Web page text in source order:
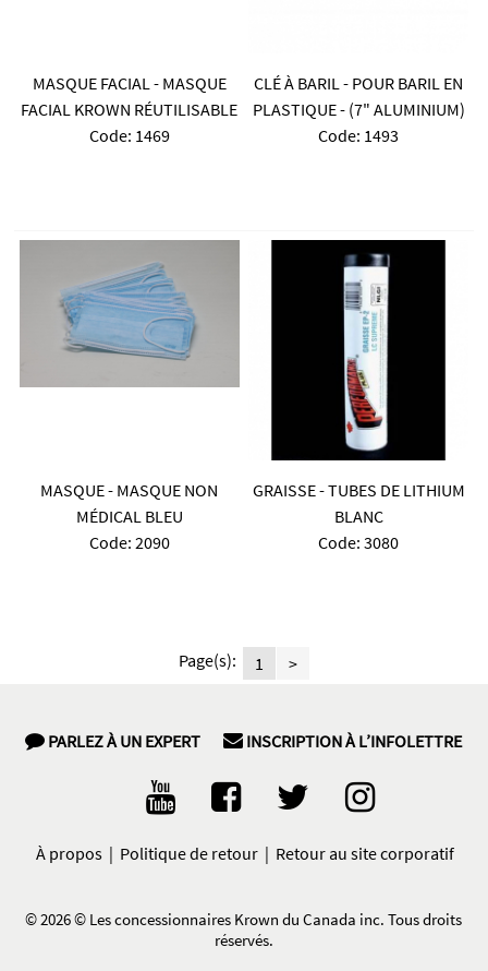
MASQUE FACIAL - MASQUE
FACIAL KROWN RÉUTILISABLE
Code: 1469
CLÉ À BARIL - POUR BARIL EN
PLASTIQUE - (7" ALUMINIUM)
Code: 1493
MASQUE - MASQUE NON
MÉDICAL BLEU
Code: 2090
GRAISSE - TUBES DE LITHIUM
BLANC
Code: 3080
Page(s): 1 >
PARLEZ À UN EXPERT INSCRIPTION À L’INFOLETTRE
À propos | Politique de retour | Retour au site corporatif
©2026 © Les concessionnaires Krown du Canada inc. Tous droits
réservés.